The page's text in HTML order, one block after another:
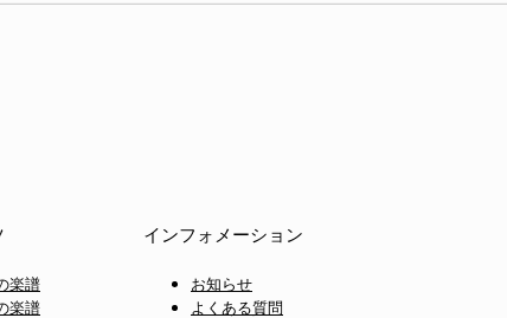
楽譜
楽譜
インフォメーション
お知らせ
よくある質問